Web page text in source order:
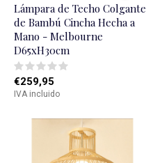
Lámpara de Techo Colgante
de Bambú Cincha Hecha a
Mano - Melbourne
D65xH30cm
€259,95
IVA incluido